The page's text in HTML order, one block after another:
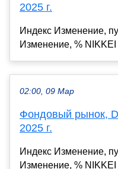
2025 г.
Индекс Изменение,
Изменение, % NIKKEI
02:00, 09 Мар
Фондовый рынок,
2025 г.
Индекс Изменение,
Изменение, % NIKKEI